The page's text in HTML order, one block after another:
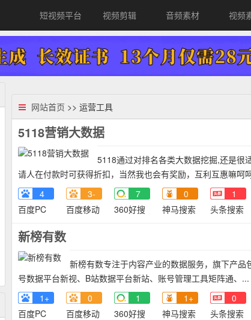
短视频平台 视频剪辑 音频素材 视频
网站首页 >> 运营工具
5118营销大数据
5118通过对排名各类大数据挖掘,还是很
请人在付款时可获得折扣，当然我也会有奖励，互利互惠嘛呵
4
百度PC
3-
百度移动
7
360好搜
0
神马搜索
1
头条搜索
新榜有数
新榜有数专注于内容产业的数据服务，旗下产
号数据平台新视、B站数据平台新站、账号管理工具矩阵通、...
1+
百度PC
0
百度移动
1
360好搜
1+
神马搜索
0
头条搜索